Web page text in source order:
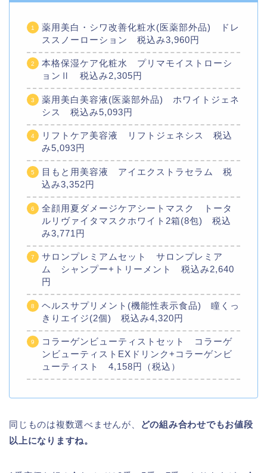
薬用美白・シワ改善化粧水(医薬部外品) ドレ
ススノーローション 税込み3,960円
本格保湿ケア化粧水 プリマモイストローシ
ョンⅡ 税込み2,305円
薬用美白美容液(医薬部外品) ホワイトジェネ
シス 税込み5,093円
リフトケア美容液 リフトジェネシス 税込
み5,093円
目もと用美容液 アイエクストラセラム 税
込み3,352円
全顔用夏ダメージケアシートマスク トータ
ルリヴァイタマスクホワイト2箱(8包) 税込
み3,771円
サロンプレミアムセット サロンプレミア
ム シャンプー+トリーメント 税込み2,640
円
ヘルスサプリメント(機能性表示食品) 瞳くっ
きりエイジ(2個) 税込み4,320円
コラーゲンビューティストセット コラーゲ
ンビューティストEXドリンク+コラーゲンビ
ューティスト 4,158円（税込）
同じものは複数選べませんが、
どの組み合わせでもお値段
以上になりますね。